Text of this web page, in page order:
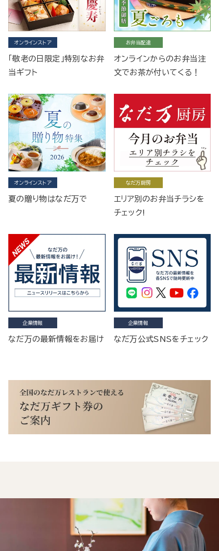
オンラインストア
「敬老の日限定」特別なお弁
当ギフト
お弁当配達
オンラインからのお弁当注
文でお茶が付いてくる！
オンラインストア
夏の贈り物はなだ万で
なだ万厨房
エリア別のお弁当チラシを
チェック!
企業情報
なだ万の最新情報をお届け
企業情報
なだ万公式SNSをチェック